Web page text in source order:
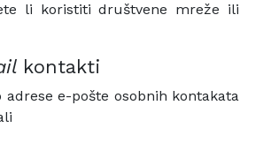
li koristiti društvene mreže ili
kontakti
adrese e-pošte osobnih kontakata